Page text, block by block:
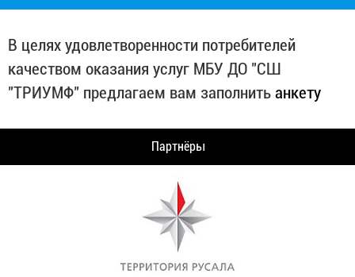
В целях удовлетворенности потребителей
качеством оказания услуг МБУ ДО "СШ
"ТРИУМФ" предлагаем вам заполнить анкету
Партнёры